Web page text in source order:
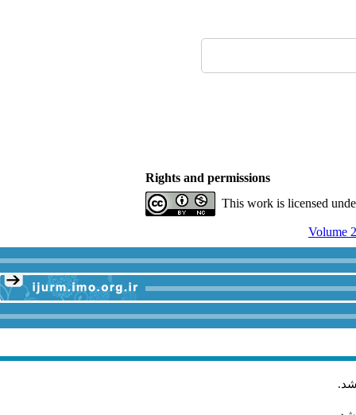
Rights and permissions
This work is licensed
Volume
.